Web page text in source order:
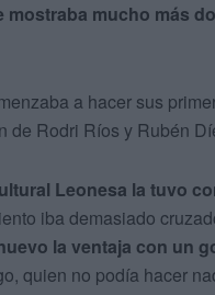
mostraba mucho más
a hacer sus
de Rodri Ríos y Rubén
Leonesa la tuvo
iba demasiado
la ventaja con un
quien no podía hacer